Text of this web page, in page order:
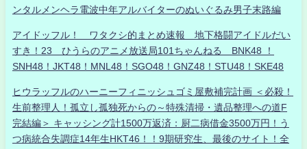
ンタルメンヘラ電波中年アルバイターのぬいぐるみ男子末路編
アイドッフル！ ワタクシ的まとめ速報 地下格闘アイドルだい
すき！23 ひうらのアニメ放送局101ちゃんねる BNK48 ！
SNH48！JKT48！MNL48！SGO48！GNZ48！STU48！SKE48
ヒウラッフルのハーニーフィニッシュゴミ屋敷補完計画 ＜必殺！
生前整理人！孤立し孤独死からの～特殊清掃・遺品整理への道F
完結編＞ キャッシング計1500万返済：厨二病借金3500万円！う
つ病統合失調症14年生HKT46！！9期研究生、最後のサイト！全